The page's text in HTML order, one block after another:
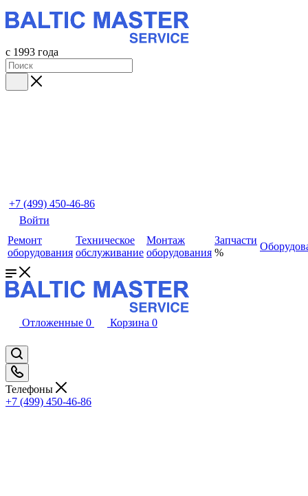
с 1993 года
+7 (499) 450-46-86
Войти
Ремонт
оборудования
Техническое
обслуживание
Монтаж
оборудования
Запчасти
%
Отложенные 0 Корзина 0
Телефоны
+7 (499) 450-46-86